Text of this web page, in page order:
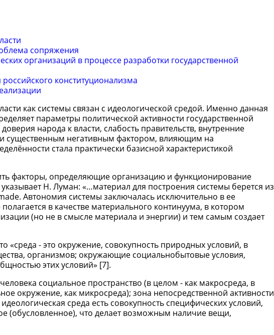
сопряжения
организаций в процессе разработки государственной
конституционализма
как системы связан с идеологической средой. Именно данная
параметры политической активности государственной
народа к власти, слабость правительств, внутренние
существенным негативным фактором, влияющим на
стала практически базисной характеристикой
факторы, определяющие организацию и функционирование
Н. Луман: «…материал для построения системы берется из
Автономия системы заключалась исключительно в ее
в качестве материального континуума, в котором
(но не в смысле материала и энергии) и тем самым создает
«среда - это окружение, совокупность природных условий, в
организмов; окружающие социальнобытовые условия,
этих условий» [7].
социальное пространство (в целом - как макросреда, в
окружение, как микросреда); зона непосредственной активности
среда есть совокупность специфических условий,
(обусловленное), что делает возможным наличие вещи,